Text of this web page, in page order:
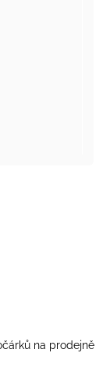
na prodejně